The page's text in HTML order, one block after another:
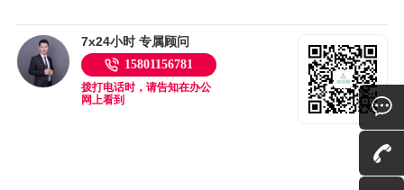
7x24小时 专属顾问
15801156781
拨打电话时，请告知在办公
网上看到